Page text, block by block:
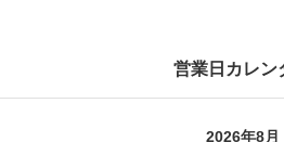
営業日カレン
2026年8月